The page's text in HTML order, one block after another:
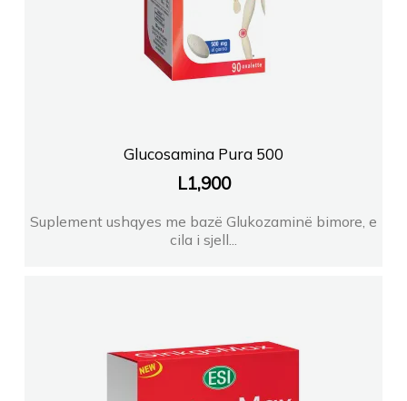
Glucosamina Pura 500
L1,900
Suplement ushqyes me bazë Glukozaminë bimore, e
cila i sjell...